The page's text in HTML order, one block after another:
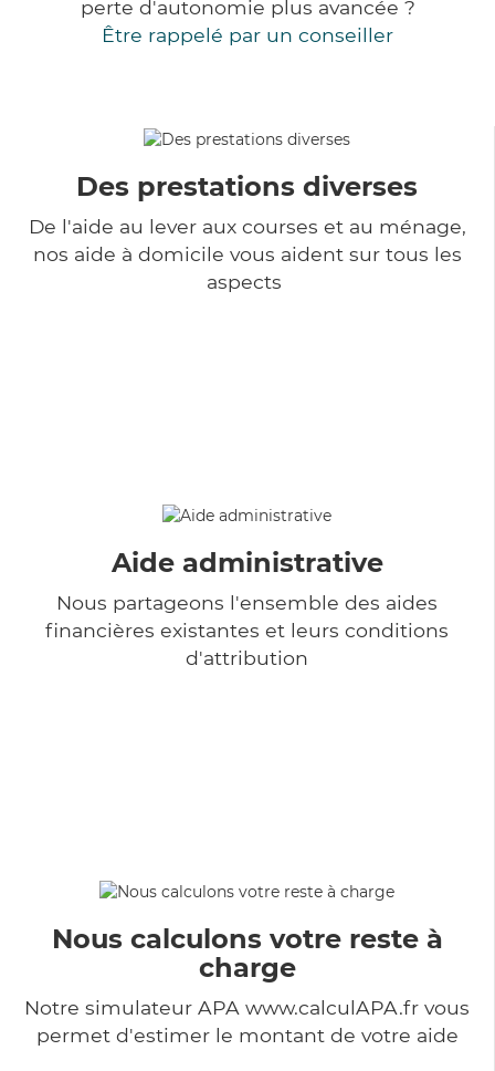
perte d'autonomie plus avancée ?
Être rappelé par un conseiller
Des prestations diverses
De l'aide au lever aux courses et au ménage,
nos aide à domicile vous aident sur tous les
aspects
Aide administrative
Nous partageons l'ensemble des aides
financières existantes et leurs conditions
d'attribution
Nous calculons votre reste à
charge
Notre simulateur APA www.calculAPA.fr vous
permet d'estimer le montant de votre aide